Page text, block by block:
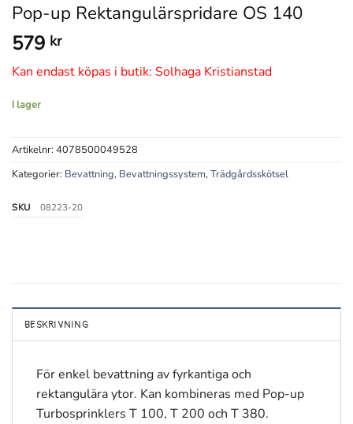
Pop-up Rektangulärspridare OS 140
579 kr
Kan endast köpas i butik: Solhaga Kristianstad
I lager
Artikelnr: 4078500049528
Kategorier: Bevattning, Bevattningssystem,Trädgårdsskötsel
SKU 08223-20
BESKRIVNING
För enkel bevattning av fyrkantiga och
rektangulära ytor. Kan kombineras med Pop-up
Turbosprinklers T 100, T 200 och T 380.